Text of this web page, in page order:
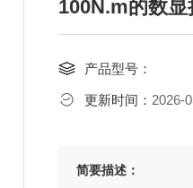
100N.m的数
产品型号：
更新时间： 2026-
简要描述：